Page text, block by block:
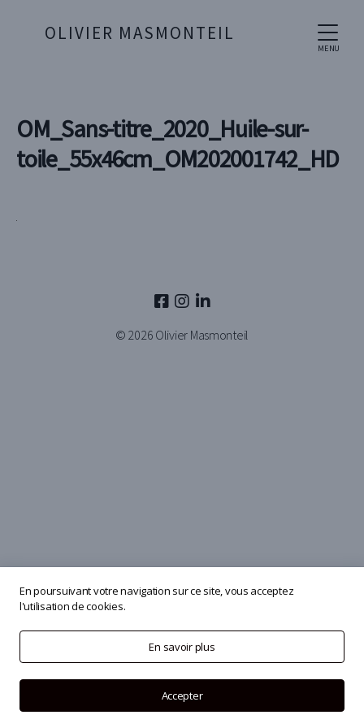
MENU
OLIVIER MASMONTEIL
OM_Sans-titre_2020_Huile-sur-
toile_55x46cm_OM202001742_HD
© 2026 Olivier Masmonteil
En poursuivant votre navigation sur ce site, vous acceptez
l'utilisation de cookies.
En savoir plus
Accepter